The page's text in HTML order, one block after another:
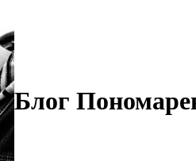
Блог